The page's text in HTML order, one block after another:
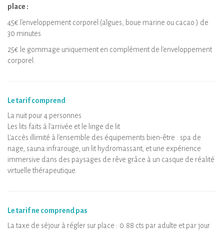
place :
45€ l'enveloppement corporel (algues, boue marine ou cacao ) de
30 minutes
25€ le gommage uniquement en complément de l'enveloppement
corporel.
Le tarif comprend
La nuit pour 4 personnes
Les lits faits à l'arrivée et le linge de lit
L'accès illimité à l'ensemble des équipements bien-être : spa de
nage, sauna infrarouge, un lit hydromassant, et une expérience
immersive dans des paysages de rêve grâce à un casque de réalité
virtuelle thérapeutique.
Le tarif ne comprend pas
La taxe de séjour à régler sur place : 0.88 cts par adulte et par jour